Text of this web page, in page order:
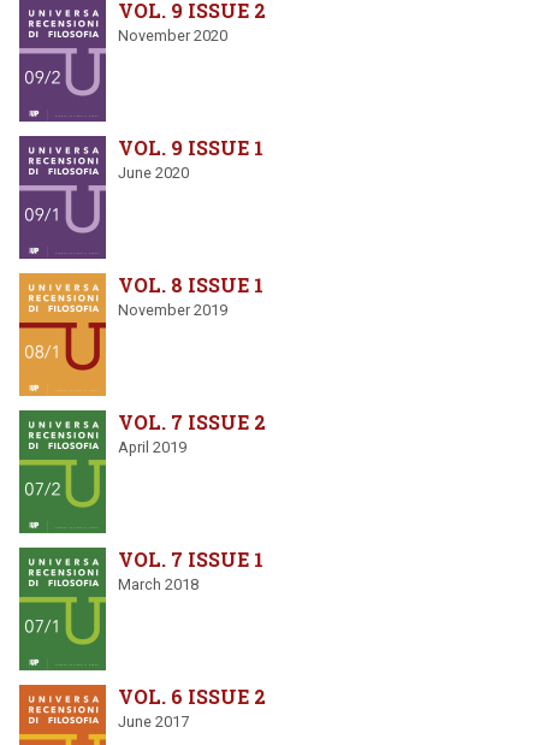
VOL. 9 ISSUE 2
November 2020
VOL. 9 ISSUE 1
June 2020
VOL. 8 ISSUE 1
November 2019
VOL. 7 ISSUE 2
April 2019
VOL. 7 ISSUE 1
March 2018
VOL. 6 ISSUE 2
June 2017